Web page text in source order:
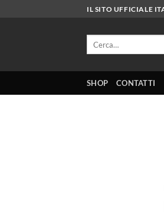
IL SITO UFFICIALE
SHOP CONTATTI